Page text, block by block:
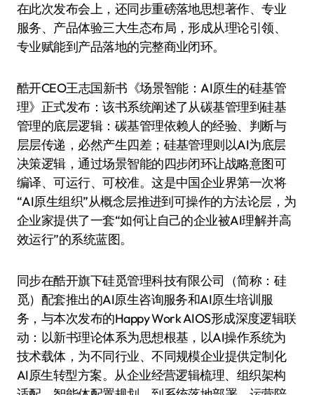
在此次发布会上，还同步重磅落地思想著作、专业
服务、产品体验三大生态布局，形成从理论引领、
专业赋能到产品落地的完整商业闭环。
酷开CEO王志国新书《场景智能：AI原生的硅基管
理》正式发布：该书系统阐述了从碳基管理到硅基
管理的底层逻辑：碳基管理依赖人的经验、判断与
层层传递，必然产生四差；硅基管理则以AI为底层
决策逻辑，通过场景智能的四步闭环让战略意图可
编译、可运行、可校准。这是中国企业界第一次将
“AI原生组织”从概念层推进到可操作的方法论层，为
企业家提供了一套“如何让自己的企业被AI理解并高
效运行”的系统蓝图。
同步在酷开旗下硅觅管理科技有限公司（简称：硅
觅）配套推出的AI原生咨询服务和AI原生培训服
务，与本次发布的Happy Work AIOS形成深度逻辑联
动：以新书理论体系为思想根基，以AI操作系统为
技术载体，为不同行业、不同规模企业提供定制化
AI原生转型方案。从企业经营逻辑梳理、组织架构